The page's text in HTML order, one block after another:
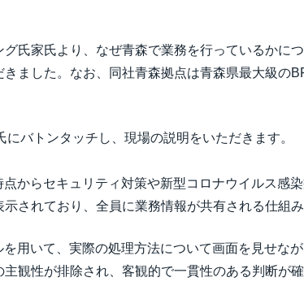
氏家氏より、なぜ青森で業務を行っているかに
ました。なお、同社青森拠点は青森県最大級の
バトンタッチし、現場の説明をいただきます。
からセキュリティ対策や新型コロナウイルス感
されており、全員に業務情報が共有される仕組み
用いて、実際の処理方法について画面を見せな
観性が排除され、客観的で一貫性のある判断が